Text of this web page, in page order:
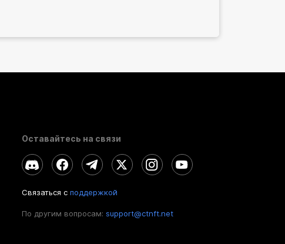
Оставайтесь на связи
Связаться с поддержкой
По другим вопросам: support@ctnft.net